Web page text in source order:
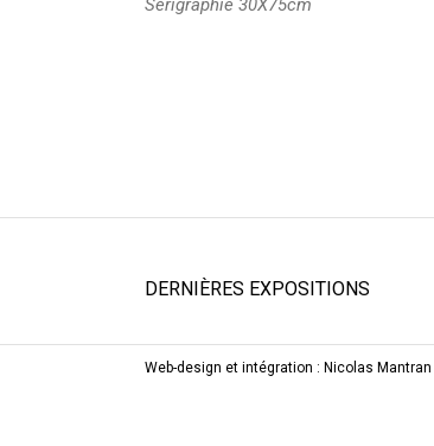
Sérigraphie 30X75cm
DERNIÈRES EXPOSITIONS
Web-design et intégration : Nicolas Mantran